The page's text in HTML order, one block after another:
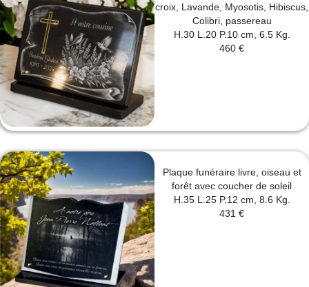
croix, Lavande, Myosotis, Hibiscus,
Colibri, passereau
H.30 L.20 P.10 cm, 6.5 Kg.
460 €
Plaque funéraire livre, oiseau et
forêt avec coucher de soleil
H.35 L.25 P.12 cm, 8.6 Kg.
431 €